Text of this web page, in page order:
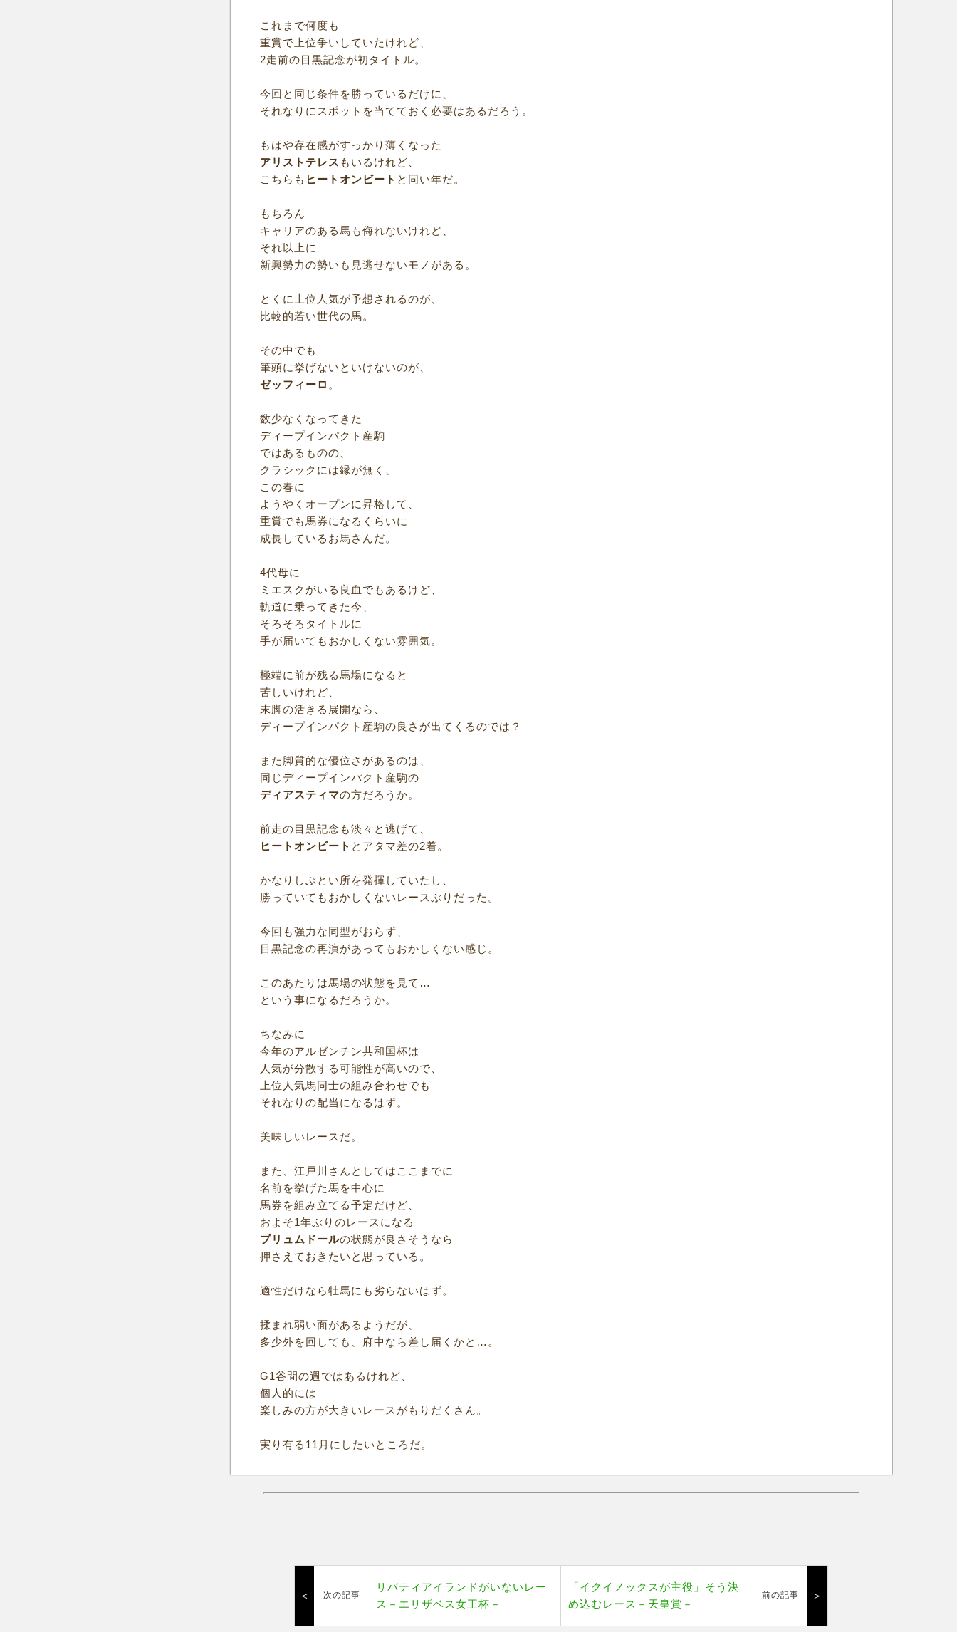
これまで何度も
重賞で上位争いしていたけれど、
2走前の目黒記念が初タイトル。
今回と同じ条件を勝っているだけに、
それなりにスポットを当てておく必要はあるだろう。
もはや存在感がすっかり薄くなった
アリストテレス もいるけれど、
こちらも ヒートオンビート と同い年だ。
もちろん
キャリアのある馬も侮れないけれど、
それ以上に
新興勢力の勢いも見逃せないモノがある。
とくに上位人気が予想されるのが、
比較的若い世代の馬。
その中でも
筆頭に挙げないといけないのが、
ゼッフィーロ 。
数少なくなってきた
ディープインパクト産駒
ではあるものの、
クラシックには縁が無く、
この春に
ようやくオープンに昇格して、
重賞でも馬券になるくらいに
成長しているお馬さんだ。
4代母に
ミエスクがいる良血でもあるけど、
軌道に乗ってきた今、
そろそろタイトルに
手が届いてもおかしくない雰囲気。
極端に前が残る馬場になると
苦しいけれど、
末脚の活きる展開なら、
ディープインパクト産駒の良さが出てくるのでは？
また脚質的な優位さがあるのは、
同じディープインパクト産駒の
ディアスティマの方だろうか。
前走の目黒記念も淡々と逃げて、
ヒートオンビート とアタマ差の2着。
かなりしぶとい所を発揮していたし、
勝っていてもおかしくないレースぶりだった。
今回も強力な同型がおらず、
目黒記念の再演があってもおかしくない感じ。
このあたりは馬場の状態を見て…
という事になるだろうか。
ちなみに
今年のアルゼンチン共和国杯は
人気が分散する可能性が高いので、
上位人気馬同士の組み合わせでも
それなりの配当になるはず。
美味しいレースだ。
また、江戸川さんとしてはここまでに
名前を挙げた馬を中心に
馬券を組み立てる予定だけど、
およそ1年ぶりのレースになる
プリュムドールの状態が良さそうなら
押さえておきたいと思っている。
適性だけなら牡馬にも劣らないはず。
揉まれ弱い面があるようだが、
多少外を回しても、府中なら差し届くかと…。
G1谷間の週ではあるけれど、
個人的には
楽しみの方が大きいレースがもりだくさん。
実り有る11月にしたいところだ。
＜ 次の記事
リバティアイランドがいないレー
ス－エリザベス女王杯－
「イクイノックスが主役」そう決
め込むレース－天皇賞－
前の記事 ＞